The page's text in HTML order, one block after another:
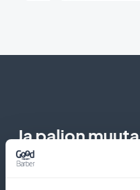
Ja paljon muuta